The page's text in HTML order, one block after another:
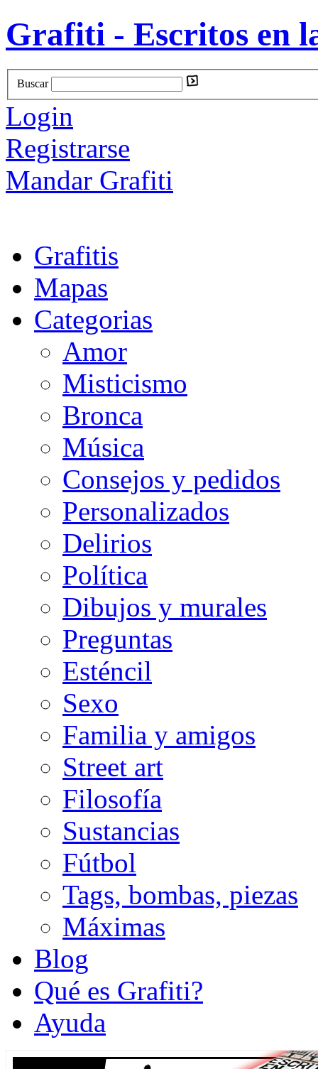
Grafiti - Escritos en
Buscar
Login
Registrarse
Mandar Grafiti
Grafitis
Mapas
Categorias
Amor
Misticismo
Bronca
Música
Consejos y pedidos
Personalizados
Delirios
Política
Dibujos y murales
Preguntas
Esténcil
Sexo
Familia y amigos
Street art
Filosofía
Sustancias
Fútbol
Tags, bombas, piezas
Máximas
Blog
Qué es Grafiti?
Ayuda